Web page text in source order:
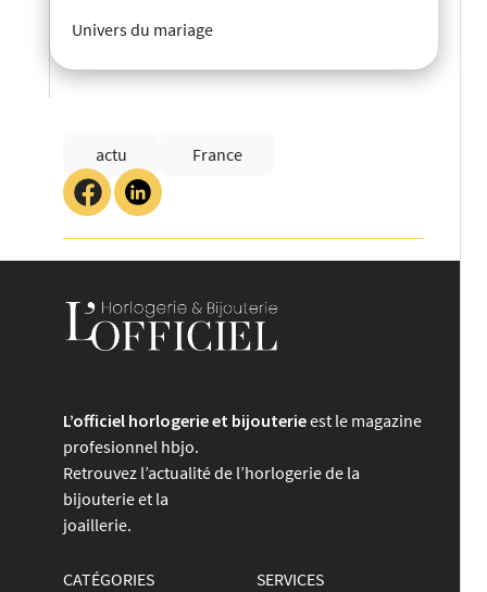
Univers du mariage
actu France
L’officiel horlogerie et bijouterieest le magazine
profesionnel hbjo.
Retrouvez l’actualité de l’horlogerie de la
bijouterie et la
joaillerie.
CATÉGORIES SERVICES